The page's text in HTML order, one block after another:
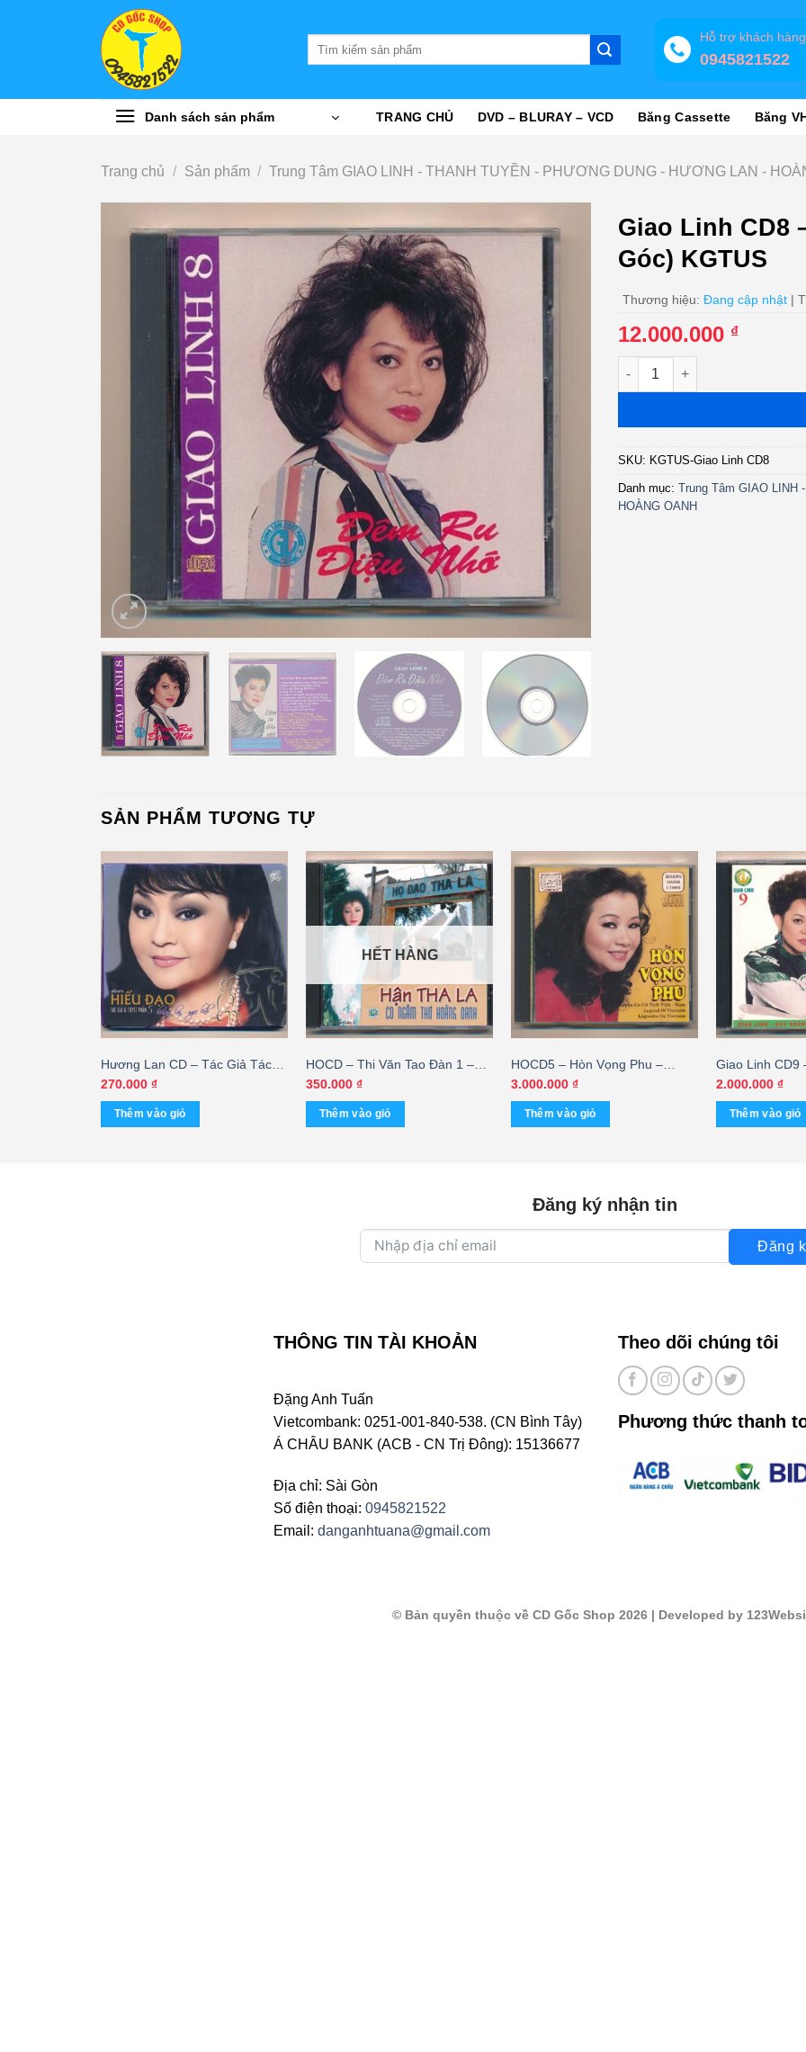
Hỗ trợ khách hàng
0945821522
Danh sách sản phẩm TRANG CHỦ DVD – BLURAY – VCD Băng Cassette Băng
Trang chủ / Sản phẩm / Trung Tâm GIAO LINH - THANH TUYỀN - PHƯƠNG DUNG - HƯƠNG LAN -
Giao Linh CD8
Góc) KGTUS
Thương hiệu: Đang cập nhật |
12.000.000 ₫
Giao Linh CD8 - Đêm Ru
SKU: KGTUS-Giao Linh CD8
Danh mục: Trung Tâm GIAO LINH
HOÀNG OANH
SẢN PHẨM TƯƠNG TỰ
Hương Lan CD – Tác Giả Tác
Phẩm 5 – Hiếu Đạo
270.000 ₫
Thêm vào giỏ
HẾT HÀNG
HOCD – Thi Văn Tao Đàn 1 –
Hận Tha La – Hoàng Oanh (trầy
nhẹ) KGVHC
350.000 ₫
Thêm vào giỏ
HOCD5 – Hòn Vọng Phu –
Hoàng Oanh (ARC) KGTUS
3.000.000 ₫
Thêm vào giỏ
Giao Linh CD9
(JVC) KGTUS
2.000.000 ₫
Thêm vào giỏ
Đăng ký nhận tin
Đăng
THÔNG TIN TÀI KHOẢN
Đặng Anh Tuấn
Vietcombank: 0251-001-840-538. (CN Bình Tây)
Á CHÂU BANK (ACB - CN Trị Đông): 15136677
Địa chỉ: Sài Gòn
Số điện thoại: 0945821522
Email: danganhtuana@gmail.com
Theo dõi chúng tôi
Phương thức thanh
© Bản quyền thuộc về CD Gốc Shop 2026| Developed by